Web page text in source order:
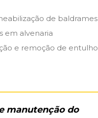
de baldrames
em alvenaria
e remoção de entulho
manutenção do